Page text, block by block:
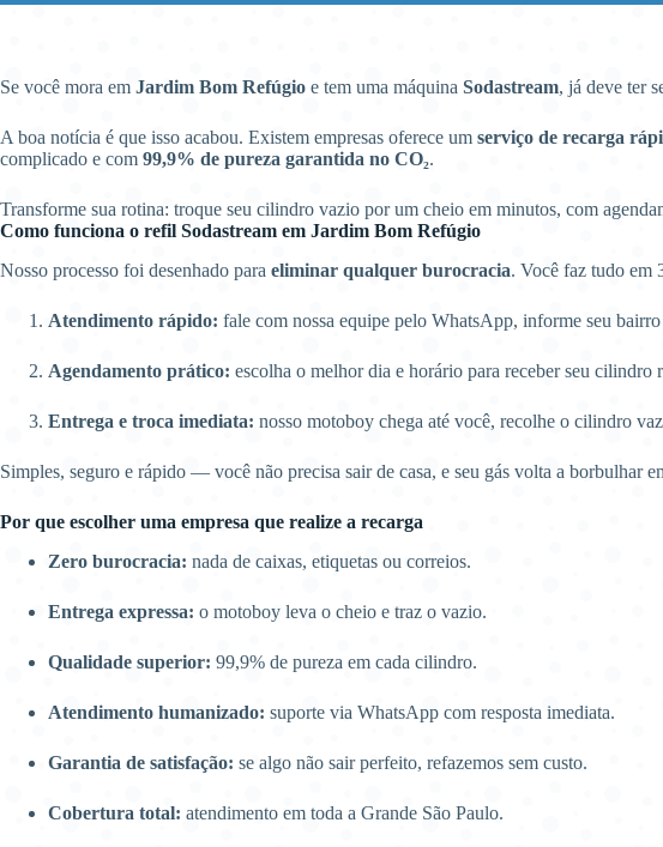
Se você mora em Jardim Bom Refúgio e tem uma máquina Sodastream, já deve ter
A boa notícia é que isso acabou. Existem empresas oferece um serviço de recarga
complicado e com 99,9% de pureza garantida no CO₂.
Transforme sua rotina: troque seu cilindro vazio por um cheio em minutos, com
Como funciona o refil Sodastream em Jardim Bom Refúgio
Nosso processo foi desenhado para eliminar qualquer burocracia. Você faz tudo em
Atendimento rápido: fale com nossa equipe pelo WhatsApp, informe seu
Agendamento prático: escolha o melhor dia e horário para receber seu cilindro
Entrega e troca imediata: nosso motoboy chega até você, recolhe o cilindro
Simples, seguro e rápido — você não precisa sair de casa, e seu gás volta a borbulhar
Por que escolher uma empresa que realize a recarga
Zero burocracia: nada de caixas, etiquetas ou correios.
Entrega expressa: o motoboy leva o cheio e traz o vazio.
Qualidade superior: 99,9% de pureza em cada cilindro.
Atendimento humanizado: suporte via WhatsApp com resposta imediata.
Garantia de satisfação: se algo não sair perfeito, refazemos sem custo.
Cobertura total: atendimento em toda a Grande São Paulo.